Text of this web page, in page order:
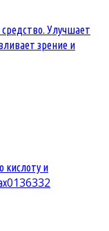
Улучшает
зрение и
кислоту и
0136332